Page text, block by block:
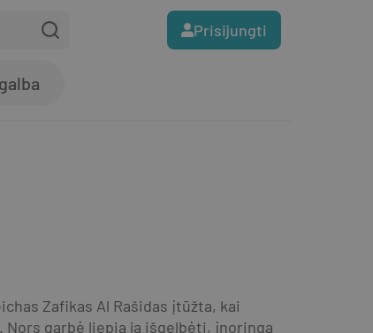
Prisijungti
Zafikas Al Rašidas įtūžta, kai
Nors garbė liepia ją išgelbėti, įnoringa